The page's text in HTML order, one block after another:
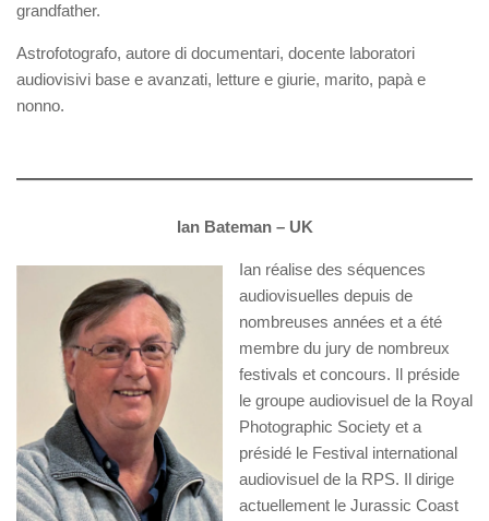
grandfather.
Astrofotografo, autore di documentari, docente laboratori
audiovisivi base e avanzati, letture e giurie, marito, papà e
nonno.
Ian Bateman – UK
Ian réalise des séquences
audiovisuelles depuis de
nombreuses années et a été
membre du jury de nombreux
festivals et concours. Il préside
le groupe audiovisuel de la Royal
Photographic Society et a
présidé le Festival international
audiovisuel de la RPS. Il dirige
actuellement le Jurassic Coast